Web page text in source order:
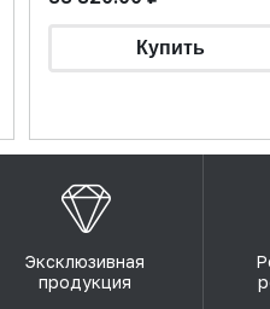
Эксклюзивная
продукция